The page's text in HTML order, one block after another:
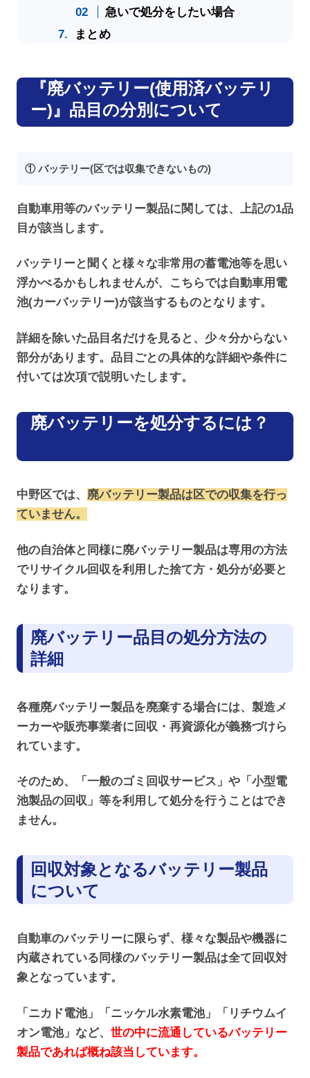
急いで処分をしたい場合
まとめ
『廃バッテリー(使用済バッテリ
ー)』品目の分別について
① バッテリー(区では収集できないもの)
自動車用等のバッテリー製品に関しては、上記の1品
目が該当します。
バッテリーと聞くと様々な非常用の蓄電池等を思い
浮かべるかもしれませんが、こちらでは自動車用電
池(カーバッテリー)が該当するものとなります。
詳細を除いた品目名だけを見ると、少々分からない
部分があります。品目ごとの具体的な詳細や条件に
付いては次項で説明いたします。
廃バッテリーを処分するには？
中野区では、 廃バッテリー製品は区での収集を行っ
ていません。
他の自治体と同様に廃バッテリー製品は専用の方法
でリサイクル回収を利用した捨て方・処分が必要と
なります。
廃バッテリー品目の処分方法の
詳細
各種廃バッテリー製品を廃棄する場合には、製造メ
ーカーや販売事業者に回収・再資源化が義務づけら
れています。
そのため、「一般のゴミ回収サービス」や「小型電
池製品の回収」等を利用して処分を行うことはでき
ません。
回収対象となるバッテリー製品
について
自動車のバッテリーに限らず、様々な製品や機器に
内蔵されている同様のバッテリー製品は全て回収対
象となっています。
「ニカド電池」「ニッケル水素電池」「リチウムイ
オン電池」など、 世の中に流通しているバッテリー
製品であれば概ね該当しています。